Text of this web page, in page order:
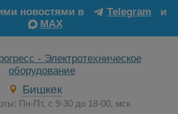
новостями в Telegram
и
MAX
Бишкек
Пн-Пт, с 9-30 до 18-00, мск